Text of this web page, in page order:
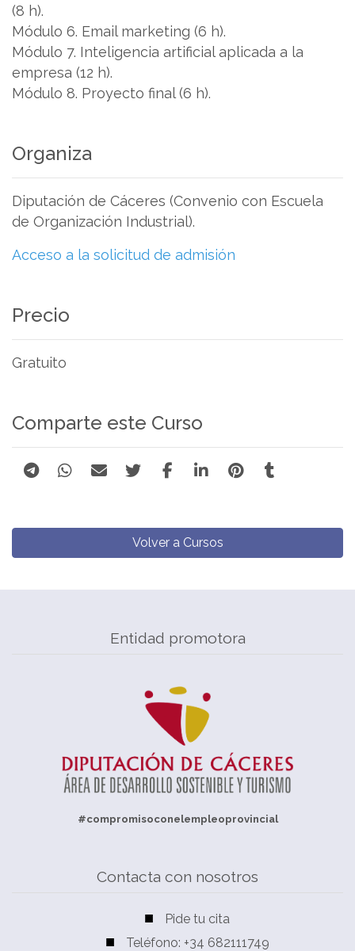
(8 h).
Módulo 6. Email marketing (6 h).
Módulo 7. Inteligencia artificial aplicada a la
empresa (12 h).
Módulo 8. Proyecto final (6 h).
Organiza
Diputación de Cáceres (Convenio con Escuela
de Organización Industrial).
Acceso a la solicitud de admisión
Precio
Gratuito
Comparte este Curso
Volver a Cursos
Entidad promotora
#compromisoconelempleoprovincial
Contacta con nosotros
Pide tu cita
Teléfono: +34 682111749